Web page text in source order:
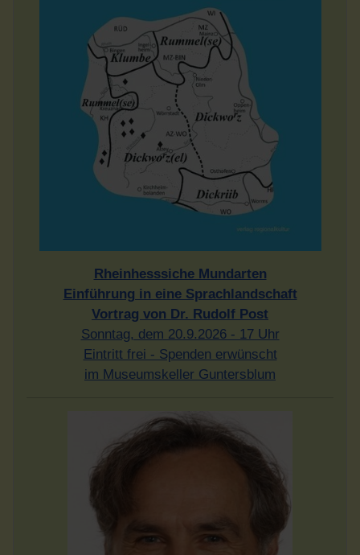
Rheinhesssiche Mundarten
Einführung in eine Sprachlandschaft
Vortrag von Dr. Rudolf Post
Sonntag, dem 20.9.2026 - 17 Uhr
Eintritt frei - Spenden erwünscht
im Museumskeller Guntersblum